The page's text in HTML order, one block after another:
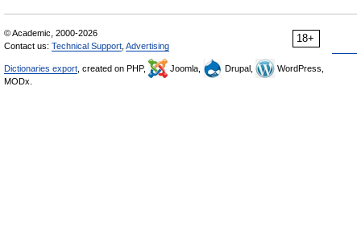
18+
© Academic, 2000-2026
Contact us: Technical Support Advertising
Dictionaries export , created on PHP, Joomla, Drupal,
WordPress,
MODx.